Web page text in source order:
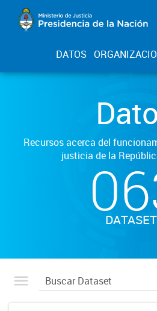
DATOS
Recursos acerca del
justicia de la